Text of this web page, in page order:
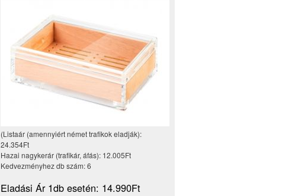
(Listaár (amennyiért német trafikok eladják):
24.354Ft
Hazai nagykerár (trafikár, áfás): 12.005Ft
Kedvezményhez db szám:6
Eladási Ár 1db esetén: 14.990Ft